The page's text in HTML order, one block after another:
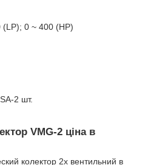
(LP); 0 ~ 400 (HP)
2 шт.
VMG-2 ціна в
колектор 2х вентильний в